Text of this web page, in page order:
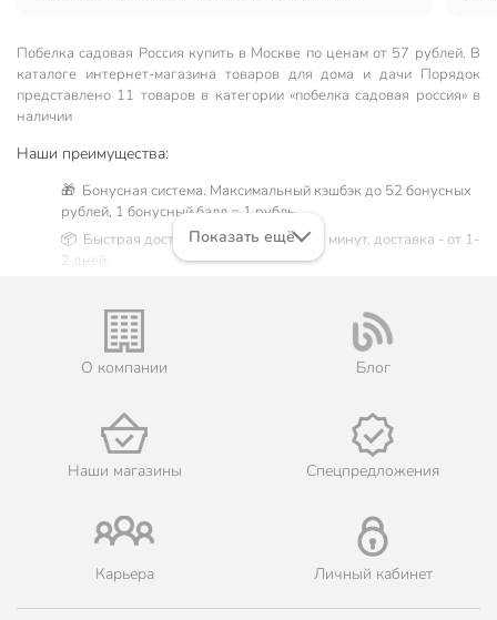
Первое фото сделано ранней весной, второе в начале лета.
Побелка садовая Россия купить в Москве по ценам от 57 рублей. В
каталоге интернет-магазина товаров для дома и дачи Порядок
представлено 11 товаров в категории «побелка садовая россия» в
наличии
Наши преимущества:
🎁 Бонусная система. Максимальный кэшбэк до 52 бонусных
рублей, 1 бонусный балл = 1 рубль.
📦 Быстрая доставка. Самовывоз от 60 минут, доставка - от 1-
2 дней.
Жители Московской области могут сделать заказ и оплатить
его онлайн на официальном сайте сети магазинов Порядок.
💳 Оплата: онлайн на сайте интернет-гипермаркета или
🛍 Скидки, акции, распродажи каждый день!
📜 Только оригинальная продукция. Интернет-гипермаркет
Порядок - официальный представитель ведущих мировых
марок.
Показать ещё
О компании Блог
Наши магазины Спецпредложения
Карьера Личный кабинет